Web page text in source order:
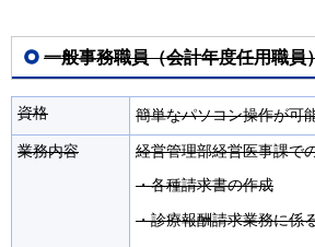
一般事務職員（会計年度任用職員
資格 簡単なパソコン操作が可
業務内容
経営管理部経営医事課で
・各種請求書の作成
・診療報酬請求業務に係